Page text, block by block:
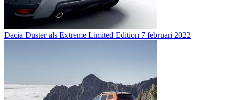
Dacia Duster als Extreme Limited Edition 7 februari 2022